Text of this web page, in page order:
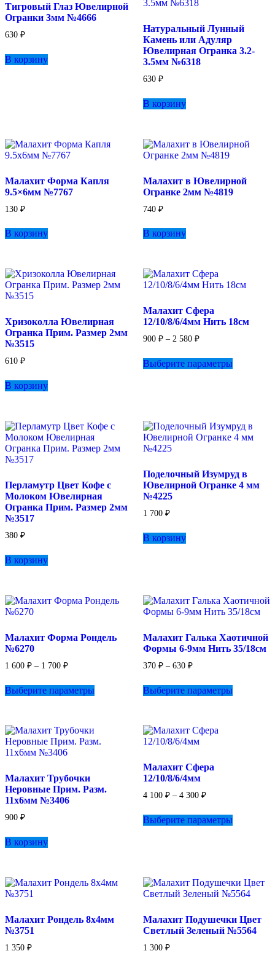
Тигровый Глаз Ювелирной
Огранки 3мм №4666
630 ₽
В корзину
Натуральный Лунный
Камень или Адуляр
Ювелирная Огранка 3.2-
3.5мм №6318
630 ₽
В корзину
Малахит Форма Капля
9.5×6мм №7767
130 ₽
В корзину
Малахит в Ювелирной
Огранке 2мм №4819
740 ₽
В корзину
Хризоколла Ювелирная
Огранка Прим. Размер 2мм
№3515
610 ₽
В корзину
Малахит Сфера
12/10/8/6/4мм Нить 18см
900 ₽ – 2 580 ₽Диапазон
900 ₽
–
Выберите параметрытовар
выбрать
на
Перламутр Цвет Кофе с
Молоком Ювелирная
Огранка Прим. Размер 2мм
№3517
380 ₽
В корзину
Поделочный Изумруд в
Ювелирной Огранке 4 мм
№4225
1 700 ₽
В корзину
Малахит Форма Рондель
№6270
1 600 ₽ – 1 700 ₽Диапазон
600 ₽
700 ₽
Выберите параметры
можно
товара.
Малахит Галька Хаотичной
Формы 6-9мм Нить 35/18см
370 ₽ – 630 ₽Диапазон
370 ₽
–
Выберите параметрытовар
Малахит Трубочки
Неровные Прим. Разм.
11х6мм №3406
900 ₽
В корзину
Малахит Сфера
12/10/8/6/4мм
4 100 ₽ – 4 300 ₽Диапазон
4
100 ₽
Выберите параметрытовар
выбрать
на
товара.
Малахит Рондель 8х4мм
№3751
1 350 ₽
Малахит Подушечки Цвет
Светлый Зеленый №5564
1 300 ₽